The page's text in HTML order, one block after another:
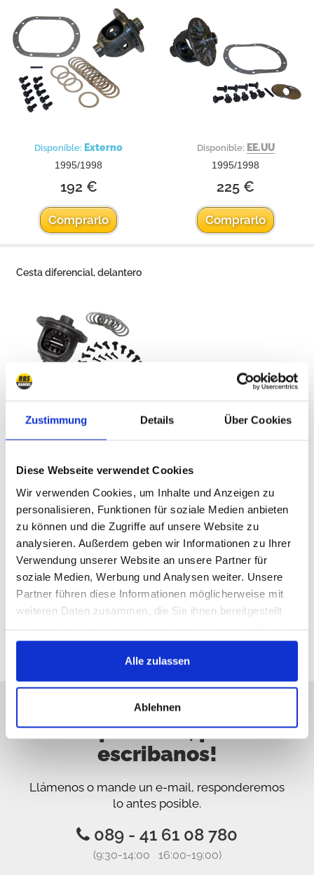
Zustimmung Details Über Cookies
Diese Webseite verwendet Cookies
Wir verwenden Cookies, um Inhalte und Anzeigen zu
personalisieren, Funktionen für soziale Medien anbieten
zu können und die Zugriffe auf unsere Website zu
analysieren. Außerdem geben wir Informationen zu Ihrer
Verwendung unserer Website an unsere Partner für
soziale Medien, Werbung und Analysen weiter. Unsere
Partner führen diese Informationen möglicherweise mit
weiteren Daten zusammen, die Sie ihnen bereitgestellt
gesammelt haben.
Alle zulassen
Ablehnen
Disponible: Externo
1995/1998
192 €
Comprarlo
Disponible: EE.UU
1995/1998
225 €
Comprarlo
Cesta diferencial, delantero
1995/1998
822 €
Comprarlo
Todos los precios incluyen el IVA
Lo sentimos no estamos
disponibles, pero
escribanos!
Llámenos o mande un e-mail, responderemos
lo antes posible.
089 - 41 61 08 780
(9:30-14:00 16:00-19:00)